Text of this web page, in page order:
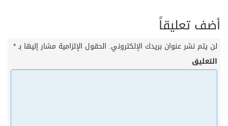
أضف تعليقاً
لن يتم نشر عنوان بريدك الإلكتروني. الحقول الإلزامية مشار إليها بـ*
التعليق